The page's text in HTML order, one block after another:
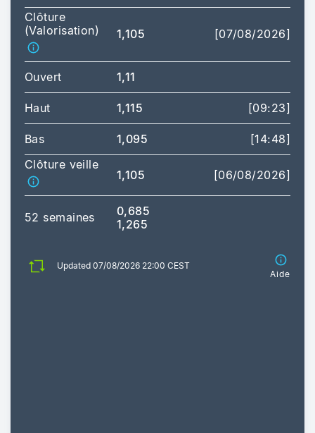
Clôture
(Valorisation)
1,105 [07/08/2026]
Ouvert 1,11
Haut 1,115 [09:23]
Bas 1,095
[14:48]
Clôture veille
1,105 [06/08/2026]
52 semaines
0,685
1,265
Updated 07/08/2026 22:00 CEST
Aide